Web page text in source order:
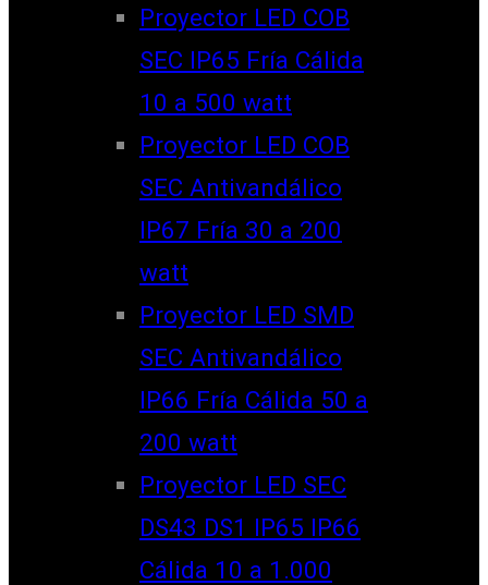
Proyector LED COB
SEC IP65 Fría Cálida
10 a 500 watt
Proyector LED COB
SEC Antivandálico
IP67 Fría 30 a 200
watt
Proyector LED SMD
SEC Antivandálico
IP66 Fría Cálida 50 a
200 watt
Proyector LED SEC
DS43 DS1 IP65 IP66
Cálida 10 a 1.000